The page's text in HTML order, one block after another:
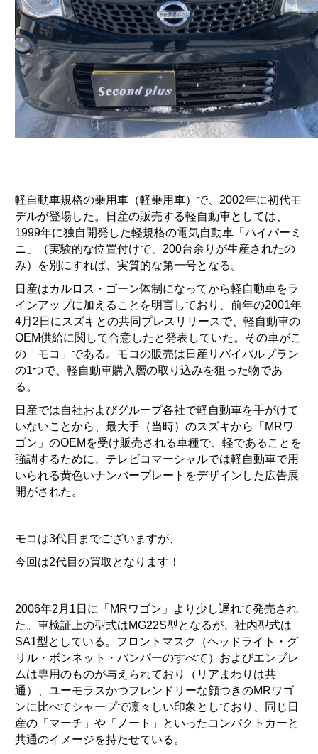
軽自動車規格の乗用車（軽乗用車）で、2002年に初代モ
デルが登場した。日産の販売する軽自動車としては、
1999年に独自開発した軽規格の電気自動車「ハイパーミ
ニ」（実験的な位置付けで、200台余りが生産されたの
み）を別にすれば、実質的な第一号となる。
日産はカルロス・ゴーン体制になってから軽自動車をラ
インアップに加えることを明言しており、前年の2001年
4月2日にスズキとの共同プレスリリースで、軽自動車の
OEM供給に関して合意したと発表していた。その車がこ
の「モコ」である。モコの販売は日産リバイバルプラン
の1つで、軽自動車購入層の取り込みを狙った物であ
る。
日産では自社およびグループ各社で軽自動車を手がけて
いないことから、最大手（当時）のスズキから「MRワ
ゴン」のOEMを受け販売される車種で、軽であることを
強調するために、テレビコマーシャルでは軽自動車で用
いられる黄色いナンバープレートをデザインした広告展
開がされた。
モコは3代目までございますが、
今回は2代目の買取となります！
2006年2月1日に「MRワゴン」より少し遅れて発売され
た。車検証上の型式はMG22S型となるが、社内型式は
SA1型としている。フロントマスク（ヘッドライト・グ
リル・ボンネット・バンパーのすべて）およびエンブレ
ムは専用のものが与えられており（リアまわりは共
通）、ユーモラスかつフレンドリーな顔つきのMRワゴ
ンに比べてシャープで凛々しい印象としており、同じ日
産の「マーチ」や「ノート」といったコンパクトカーと
共通のイメージを持たせている。